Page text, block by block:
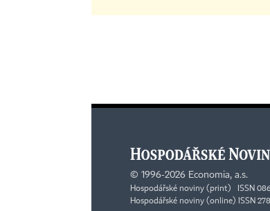
© 1996-2026 Economia, a.s.
Hospodářské noviny (print) ISSN
Hospodářské noviny (online) ISSN